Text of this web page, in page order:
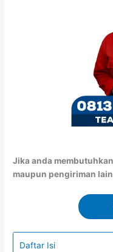
Jika anda
maupun pengiriman
Daftar Isi